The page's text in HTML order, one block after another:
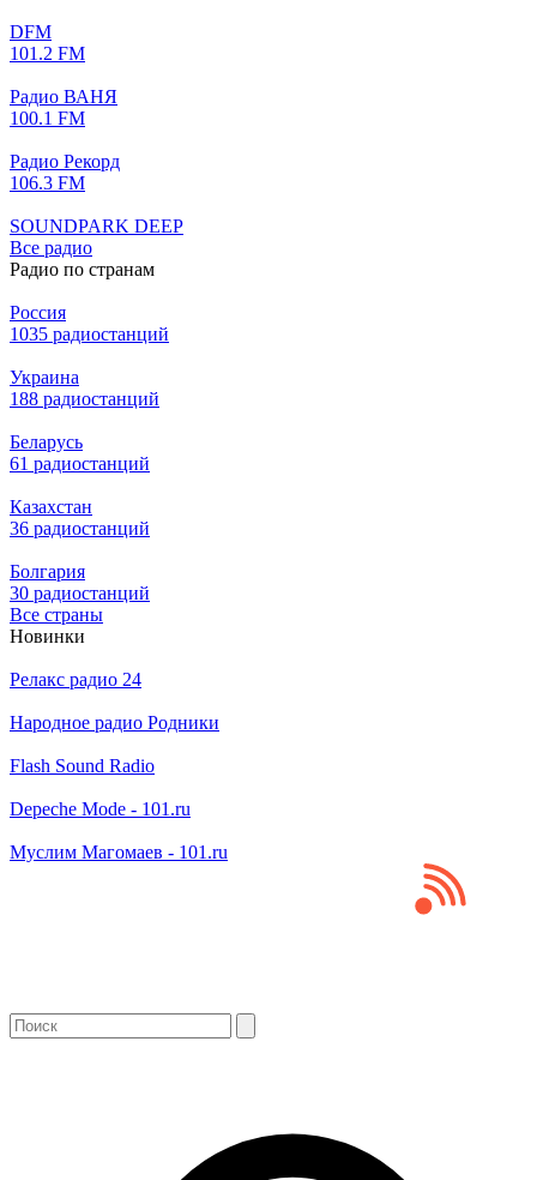
DFM
101.2 FM
Радио ВАНЯ
100.1 FM
Радио Рекорд
106.3 FM
SOUNDPARK DEEP
Все радио
Радио по странам
Россия
1035 радиостанций
Украина
188 радиостанций
Беларусь
61 радиостанций
Казахстан
36 радиостанций
Болгария
30 радиостанций
Все страны
Новинки
Релакс радио 24
Народное радио Родники
Flash Sound Radio
Depeche Mode - 101.ru
Муслим Магомаев - 101.ru